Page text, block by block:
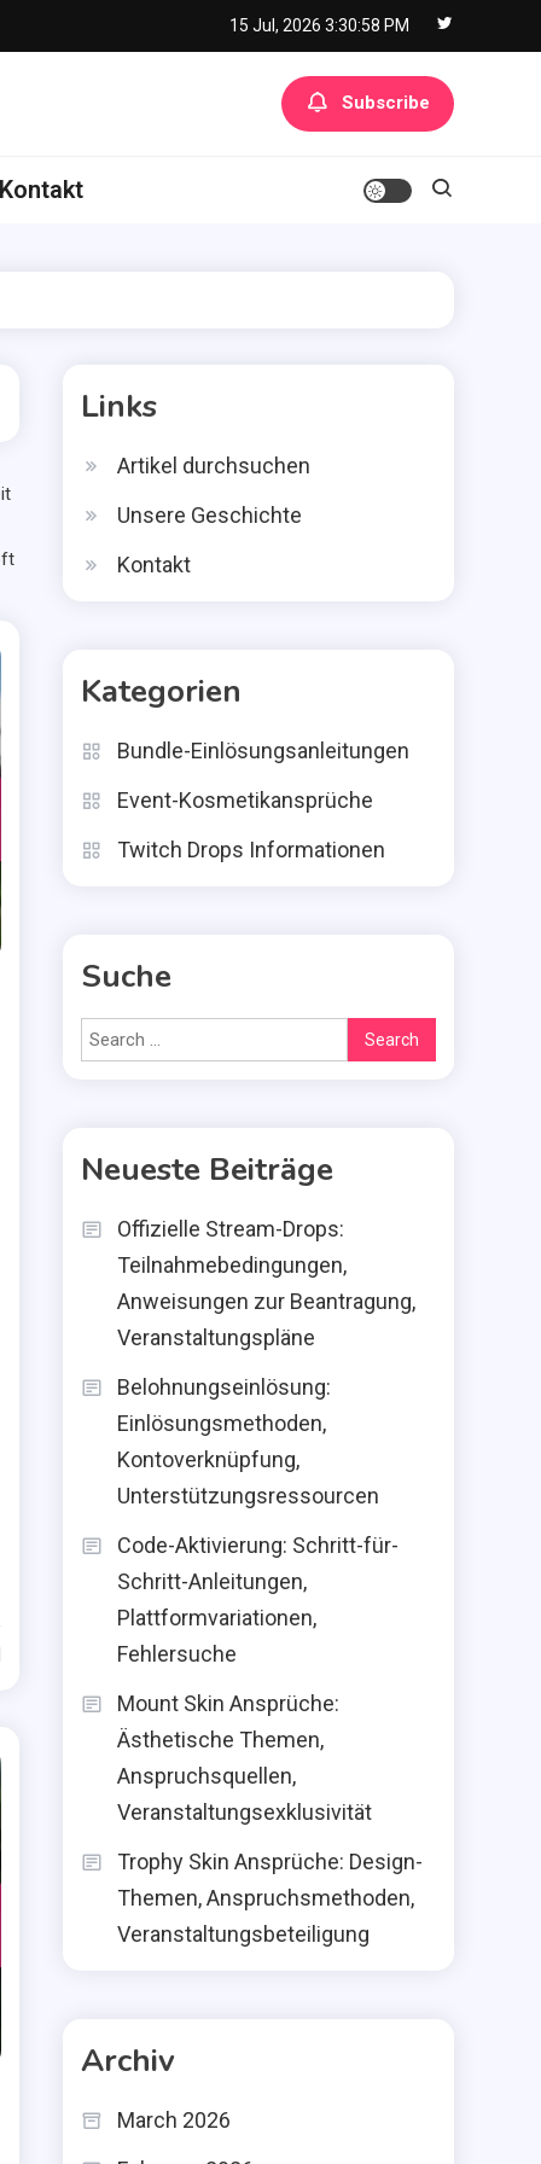
15 Jul, 2026 3:30:59 PM
Subscribe
Kontakt
Links
Artikel durchsuchen
Unsere Geschichte
Kontakt
Kategorien
Bundle-Einlösungsanleitungen
Event-Kosmetikansprüche
Twitch Drops Informationen
Suche
Search
for:
Neueste Beiträge
Offizielle Stream-Drops:
Teilnahmebedingungen,
Anweisungen zur Beantragung,
Veranstaltungspläne
Belohnungseinlösung:
Einlösungsmethoden,
Kontoverknüpfung,
Unterstützungsressourcen
Code-Aktivierung: Schritt-für-
Schritt-Anleitungen,
Plattformvariationen,
Fehlersuche
Mount Skin Ansprüche:
Ästhetische Themen,
Anspruchsquellen,
Veranstaltungsexklusivität
Trophy Skin Ansprüche: Design-
Themen, Anspruchsmethoden,
Veranstaltungsbeteiligung
Archiv
March 2026